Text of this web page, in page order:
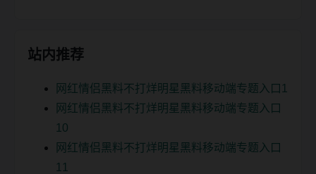
站内推荐
网红情侣黑料不打烊明星黑料移动端专题入口1
网红情侣黑料不打烊明星黑料移动端专题入口
10
网红情侣黑料不打烊明星黑料移动端专题入口
11